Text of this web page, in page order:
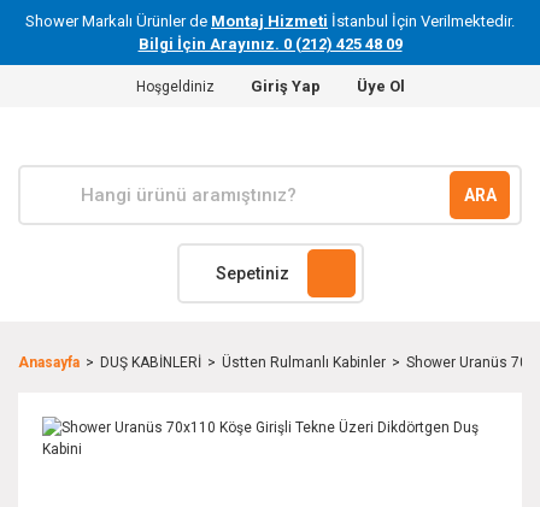
Shower Markalı Ürünler de Montaj Hizmeti İstanbul İçin Verilmektedir.
Bilgi İçin Arayınız. 0 (212) 425 48 09
Hoşgeldiniz Giriş Yap Üye Ol
ARA
Sepetiniz
Anasayfa DUŞ KABİNLERİ Üstten Rulmanlı Kabinler Shower Uranüs